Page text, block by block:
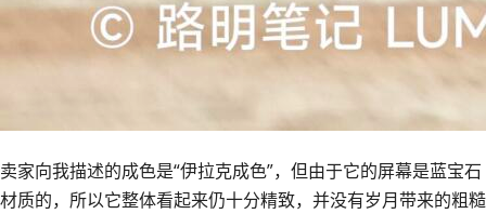
卖家向我描述的成色是“伊拉克成色”，但由于它的屏幕是蓝宝石
材质的，所以它整体看起来仍十分精致，并没有岁月带来的粗糙